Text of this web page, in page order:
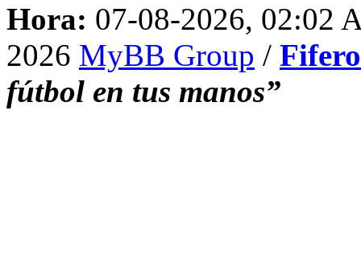
Hora: 07-08-2026, 02:02
2026 MyBB Group /
fútbol en tus manos”